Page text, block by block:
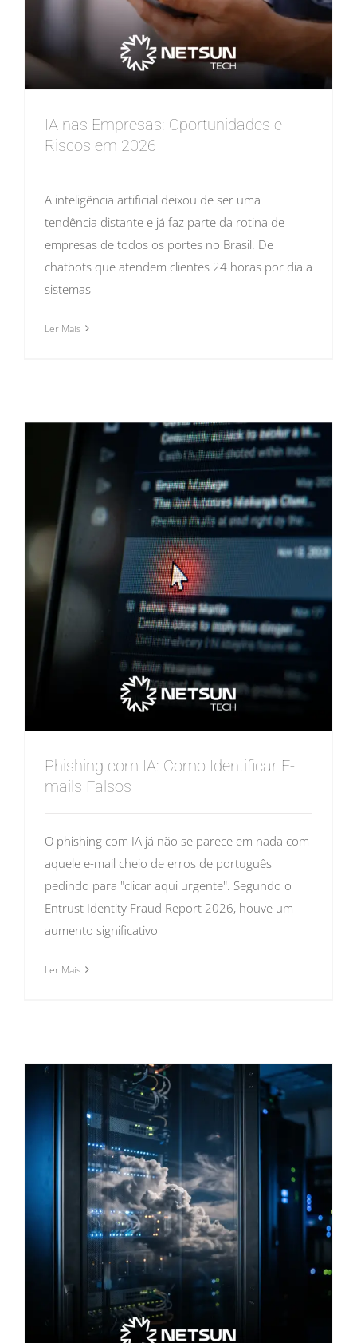
IA nas Empresas: Oportunidades e
Riscos em 2026
A inteligência artificial deixou de ser uma
tendência distante e já faz parte da rotina de
empresas de todos os portes no Brasil. De
chatbots que atendem clientes 24 horas por dia a
sistemas
Ler Mais
Phishing com IA: Como Identificar E-
mails Falsos
O phishing com IA já não se parece em nada com
aquele e-mail cheio de erros de português
pedindo para "clicar aqui urgente". Segundo o
Entrust Identity Fraud Report 2026, houve um
aumento significativo
Ler Mais